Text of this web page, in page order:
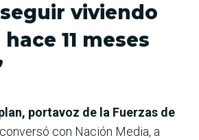
viviendo
11 meses
portavoz de la Fuerzas de
con Nación Media, a